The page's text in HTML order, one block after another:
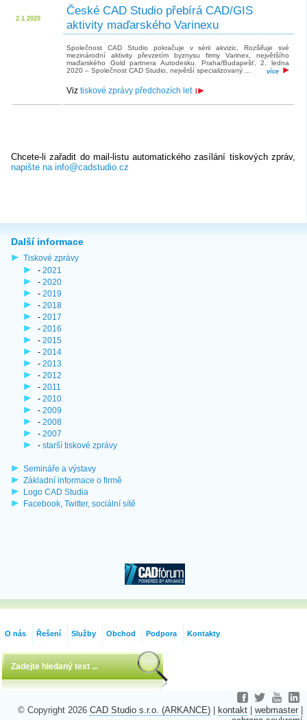
2.1.2020
České CAD Studio přebírá CAD/GIS
aktivity maďarského Varinexu
Společnost CAD Studio pokračuje v sérii akvizic. Rozšiřuje své
mezinárodní aktivity převzetím byznysu firmy Varinex, největšího
maďarského Gold partnera Autodesku. Praha/Budapešť, 2. ledna
2020 – Společnost CAD Studio, největší specializovaný ...
více
Viz tiskové zprávy předchozích let
Chcete-li zařadit do mail-listu automatického zasílání tiskových zpráv,
napište na info@cadstudio.cz
Další informace
Tiskové zprávy
- 2021
- 2020
- 2019
- 2018
- 2017
- 2016
- 2015
- 2014
- 2013
- 2012
- 2011
- 2010
- 2009
- 2008
- 2007
- starší tiskové zprávy
Semináře a výstavy
Základní informace o firmě
Logo CAD Studia
Facebook, Twitter, sociální sítě
O nás Řešení Služby Obchod Podpora Kontakty
© Copyright 2026 CAD Studio s.r.o. (ARKANCE) kontakt webmaster